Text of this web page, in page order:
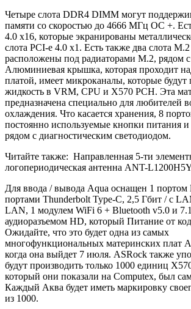
Четыре слота DDR4 DIMM могут
памяти со скоростью до 4666 МГц OC +.
4.0 x16, которые экранированы
слота PCI-e 4.0 x1. Есть также два слота
расположены под радиаторами M.2, рядом
Алюминиевая крышка, которая проходит
платой, имеет микроканалы, которые будут
жидкость в VRM, CPU и X570 PCH. Эта
предназначена специально для любителей
охлаждения. Что касается хранения, 8
постоянно используемые кнопки питания и
рядом с диагностическим светодиодом.
Читайте также: Направленная 5-ти
логопериодическая антенна ANT-
Для ввода / вывода Aqua оснащен 1 портом
портами Thunderbolt Type-C, 2,5 Гбит / с
LAN, 1 модулем WiFi 6 + Bluetooth v5.0 и
аудиоразъемом HD, который Питание от
Ожидайте, что это будет одна из самых
многофункциональных материнских плат
когда она выйдет 7 июля. ASRock также
будут производить только 1000 единиц
который они показали на Computex, был
Каждый Аква будет иметь маркировку
из 1000.